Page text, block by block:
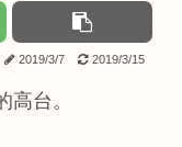
2019/3/7 2019/3/15
高台。